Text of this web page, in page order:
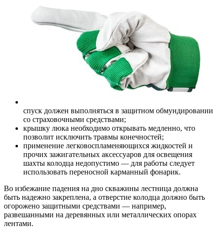
спуск должен выполняться в защитном обмундировании
со страховочными средствами;
крышку люка необходимо открывать медленно, что
позволит исключить травмы конечностей;
применение легковоспламеняющихся жидкостей и
прочих зажигательных аксессуаров для освещения
шахты колодца недопустимо — для работы следует
использовать переносной карманный фонарик.
Во избежание падения на дно скважины лестница должна
быть надежно закреплена, а отверстие колодца должно быть
огорожено защитными средствами — например,
развешанными на деревянных или металлических опорах
лентами.